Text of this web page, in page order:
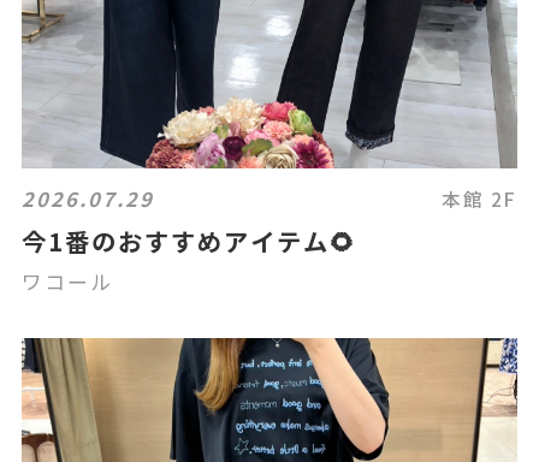
2026.07.29 本館 2F
今1番のおすすめアイテム🌻
ワコール